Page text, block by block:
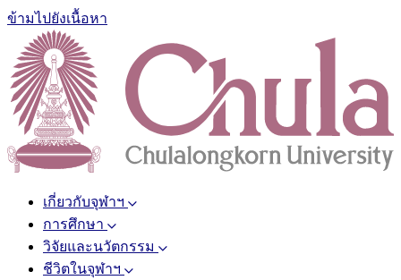
ข้ามไปยังเนื้อหา
เกี่ยวกับจุฬาฯ
การศึกษา
วิจัยและนวัตกรรม
ชีวิตในจุฬาฯ